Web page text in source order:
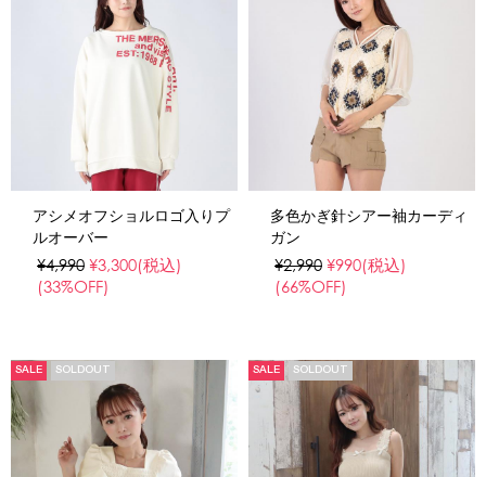
アシメオフショルロゴ入りプ
ルオーバー
¥4,990 ¥3,300(税込)
(33%OFF)
多色かぎ針シアー袖カーディ
ガン
¥2,990 ¥990(税込)
(66%OFF)
SALE SOLDOUT SALE SOLDOUT